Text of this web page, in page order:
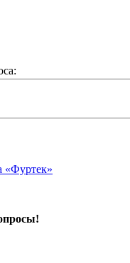
«Фуртек»